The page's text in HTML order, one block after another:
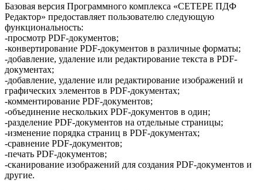
Базовая версия Программного комплекса «СЕТЕРЕ ПДФ
Редактор» предоставляет пользователю следующую
функциональность:
-просмотр PDF-документов;
-конвертирование PDF-документов в различные форматы;
-добавление, удаление или редактирование текста в PDF-
документах;
-добавление, удаление или редактирование изображений и
графических элементов в PDF-документах;
-комментирование PDF-документов;
-объединение нескольких PDF-документов в один;
-разделение PDF-документов на отдельные страницы;
-изменение порядка страниц в PDF-документах;
-сравнение PDF-документов;
-печать PDF-документов;
-сканирование изображений для создания PDF-документов и
другие.